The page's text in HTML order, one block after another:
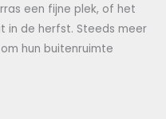
een fijne plek, of het
in de herfst. Steeds meer
hun buitenruimte